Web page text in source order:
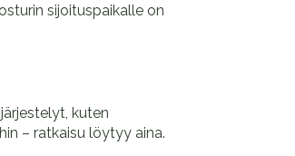
sijoituspaikalle on
kuten
– ratkaisu löytyy aina.